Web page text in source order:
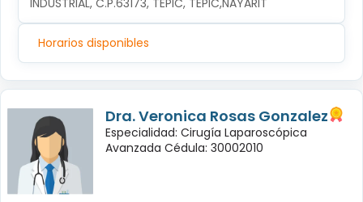
INDUSTRIAL, C.P.63173, TEPIC, TEPIC,NAYARIT
Horarios disponibles
Dra. Veronica Rosas Gonzalez
Especialidad: Cirugía Laparoscópica
Avanzada Cédula: 30002010